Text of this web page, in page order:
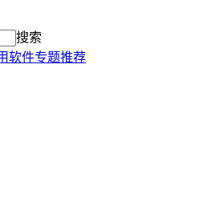
搜索
软件专题推荐